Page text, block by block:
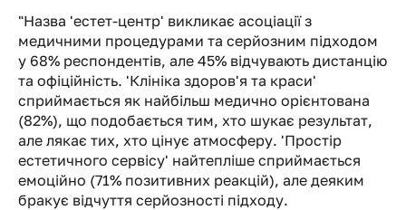
"Назва 'естет-центр' викликає асоціації з
медичними процедурами та серйозним підходом
у 68% респондентів, але 45% відчувають дистанцію
та офіційність. 'Клініка здоров'я та краси'
сприймається як найбільш медично орієнтована
(82%), що подобається тим, хто шукає результат,
але лякає тих, хто цінує атмосферу. 'Простір
естетичного сервісу' найтепліше сприймається
емоційно (71% позитивних реакцій), але деяким
бракує відчуття серйозності підходу.